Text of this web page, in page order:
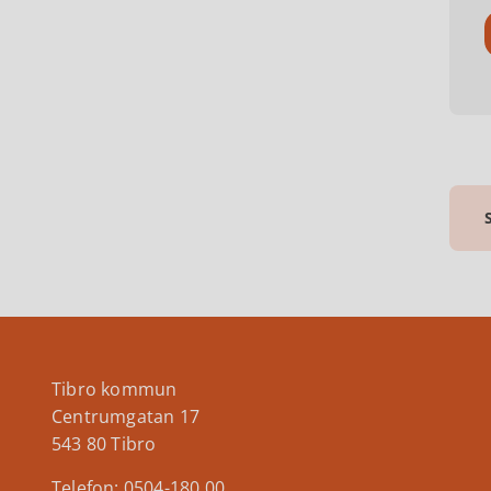
Tibro kommun
Centrumgatan 17
543 80 Tibro